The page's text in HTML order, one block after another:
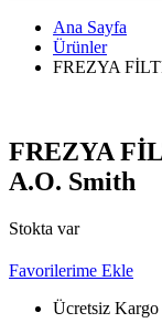
Ana Sayfa
Ürünler
FREZYA
FREZYA
A.O. Smith
Stokta var
Favorilerime Ekle
Ücretsiz Kargo